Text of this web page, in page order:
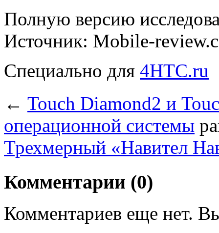
Полную версию
Источник: Mobile-
Специально для 4HTC.ru
← Touch Diamond2 и
операционной системы
Трехмерный «Навител
Комментарии (0)
Комментариев еще нет.